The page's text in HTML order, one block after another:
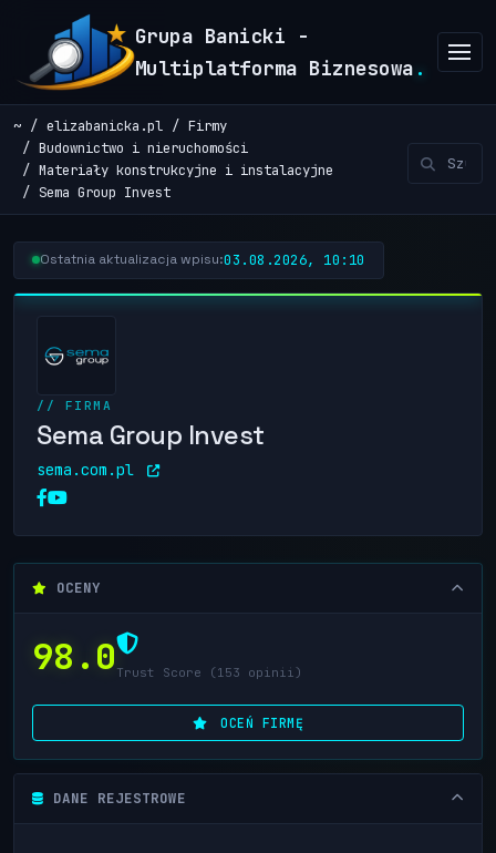
Grupa Banicki -
Multiplatforma Biznesowa .
~ elizabanicka.pl
Firmy
Budownictwo i nieruchomości
Materiały konstrukcyjne i instalacyjne
Sema Group Invest
Ostatnia aktualizacja wpisu:03.08.2026, 10:10
// FIRMA
Sema Group Invest
sema.com.pl
OCENY
98.0 Trust Score (153 opinii)
OCEŃ FIRMĘ
DANE REJESTROWE